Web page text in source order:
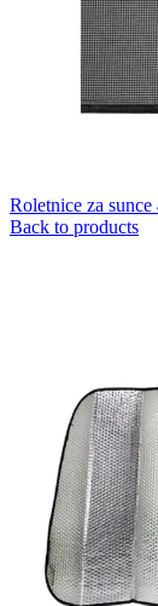
Roletnice za
Back to products